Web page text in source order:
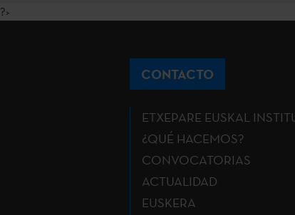
?>
CONTACTO
ETXEPARE EUSKAL
¿QUÉ HACEMOS?
CONVOCATORIAS
ACTUALIDAD
EUSKERA